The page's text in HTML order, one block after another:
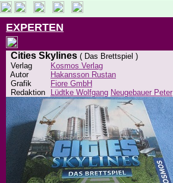
EXPERTEN
Cities Skylines ( Das Brettspiel )
Verlag
Kosmos Verlag
Autor
Hakansson Rustan
Grafik
Fiore GmbH
Redaktion
Lüdtke Wolfgang Neugebauer Peter